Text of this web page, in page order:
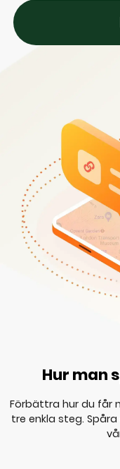
Hur man
Förbättra hur du får
tre enkla steg.